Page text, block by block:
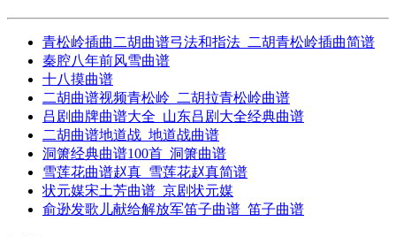
青松岭插曲二胡曲谱弓法和指法_二胡青松岭插曲简谱
秦腔八年前风雪曲谱
十八摸曲谱
二胡曲谱视频青松岭_二胡拉青松岭曲谱
吕剧曲牌曲谱大全_山东吕剧大全经典曲谱
二胡曲谱地道战_地道战曲谱
洞箫经典曲谱100首_洞箫曲谱
雪莲花曲谱赵真_雪莲花赵真简谱
状元媒宋土芳曲谱_京剧状元媒
俞逊发歌儿献给解放军笛子曲谱_笛子曲谱